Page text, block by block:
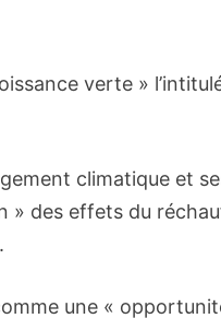
verte »
climatique et
» des effets du
une «